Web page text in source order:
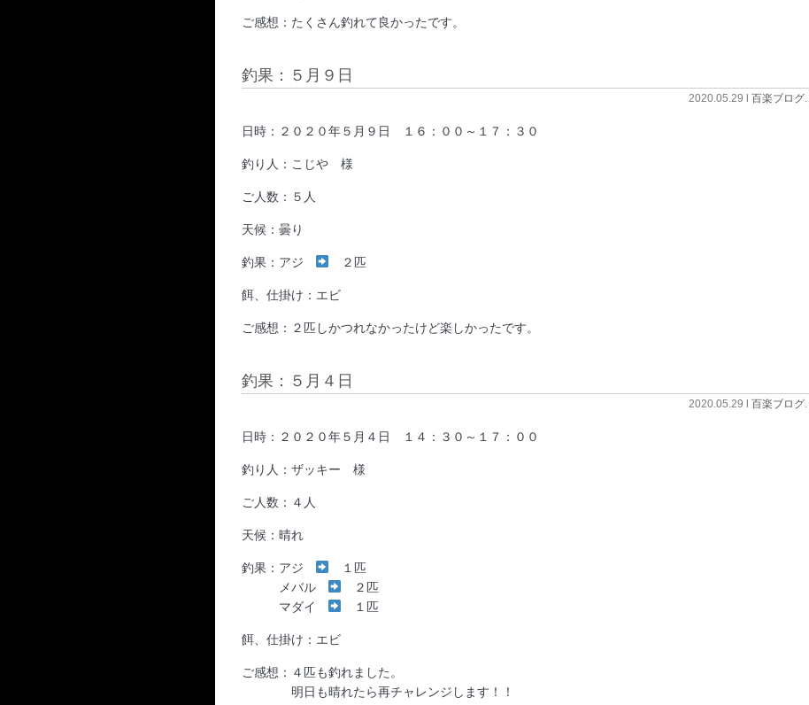
ご感想：たくさん釣れて良かったです。
釣果：５月９日
2020.05.29 l 百楽ブログ.
日時：２０２０年５月９日 １６：００～１７：３０
釣り人：こじや 様
ご人数：５人
天候：曇り
釣果：アジ ２匹
餌、仕掛け：エビ
ご感想：２匹しかつれなかったけど楽しかったです。
釣果：５月４日
2020.05.29 l 百楽ブログ.
日時：２０２０年５月４日 １４：３０～１７：００
釣り人：ザッキー 様
ご人数：４人
天候：晴れ
釣果：アジ
１匹
メバル
２匹
マダイ
１匹
餌、仕掛け：エビ
ご感想：４匹も釣れました。
明日も晴れたら再チャレンジします！！